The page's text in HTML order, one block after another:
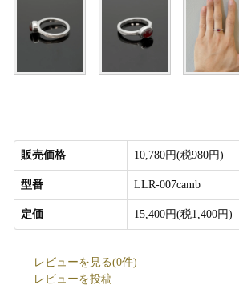
販売価格 10,780円(税980円)
型番 LLR-007camb
定価 15,400円(税1,400円)
レビューを見る(0件)
レビューを投稿